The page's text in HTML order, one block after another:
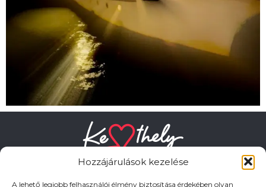
Hozzájárulások kezelése
A lehető legjobb felhasználói élmény biztosítása érdekében olyan